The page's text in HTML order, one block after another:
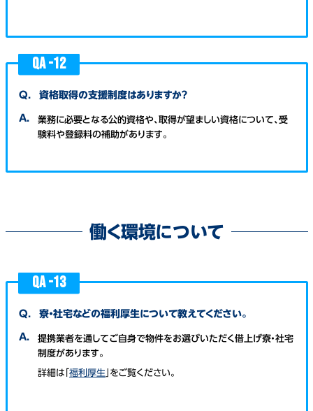
QA -12
Q. 資格取得の支援制度はありますか？
A.
業務に必要となる公的資格や、取得が望ましい資格について、受
験料や登録料の補助があります。
働く環境について
QA -13
Q. 寮・社宅などの福利厚生について教えてください。
A.
提携業者を通してご自身で物件をお選びいただく借上げ寮・社宅
制度があります。
詳細は「 福利厚生 」をご覧ください。